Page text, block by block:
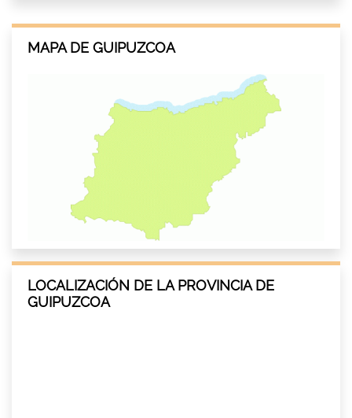
MAPA DE GUIPUZCOA
LOCALIZACIÓN DE LA PROVINCIA DE
GUIPUZCOA